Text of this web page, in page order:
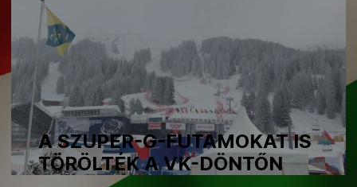
Galéria
Dakar 2026
Los Angeles 2028
A SZUPER-G-FUTAMOKAT IS
TÖRÖLTÉK A VK-DÖNTŐN